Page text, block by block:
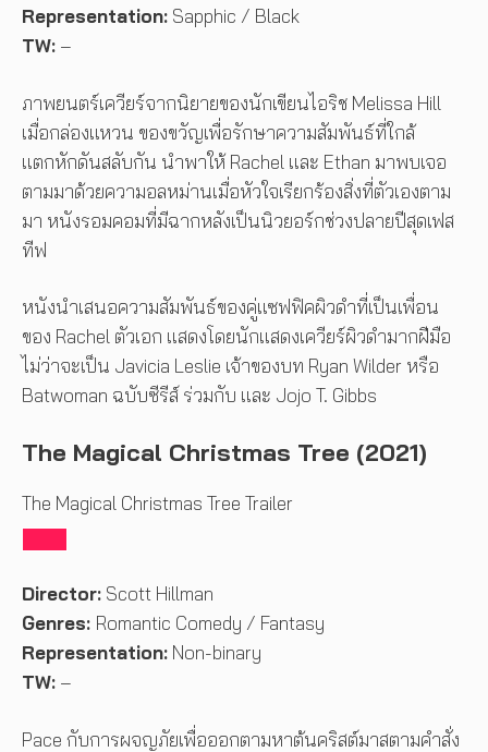
Representation: Sapphic / Black
TW: –
ภาพยนตร์เควียร์จากนิยายของนักเขียนไอริช Melissa Hill
เมื่อกล่องแหวน ของขวัญเพื่อรักษาความสัมพันธ์ที่ใกล้
แตกหักดันสลับกัน นำพาให้ Rachel และ Ethan มาพบเจอ
ตามมาด้วยความอลหม่านเมื่อหัวใจเรียกร้องสิ่งที่ตัวเองตาม
มา หนังรอมคอมที่มีฉากหลังเป็นนิวยอร์กช่วงปลายปีสุดเฟส
ทีฟ
หนังนำเสนอความสัมพันธ์ของคู่แซฟฟิคผิวดำที่เป็นเพื่อน
ของ Rachel ตัวเอก แสดงโดยนักแสดงเควียร์ผิวดำมากฝีมือ
ไม่ว่าจะเป็น Javicia Leslie เจ้าของบท Ryan Wilder หรือ
Batwoman ฉบับซีรีส์ ร่วมกับ และ Jojo T. Gibbs
The Magical Christmas Tree (2021)
The Magical Christmas Tree Trailer
Director: Scott Hillman
Genres: Romantic Comedy / Fantasy
Representation: Non-binary
TW: –
Pace กับการผจญภัยเพื่อออกตามหาต้นคริสต์มาสตามคำสั่ง